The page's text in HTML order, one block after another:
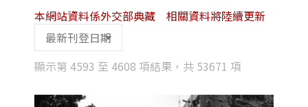
顯示第 4593 至 4608 項結果，共 53671 項
latest
本網站資料係外交部典藏 相關資料將陸續更新